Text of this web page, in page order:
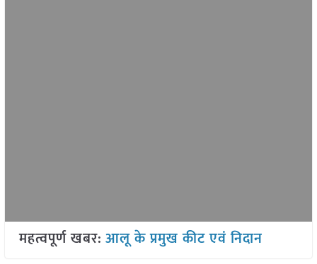
महत्वपूर्ण खबर: आलू के प्रमुख कीट एवं निदान